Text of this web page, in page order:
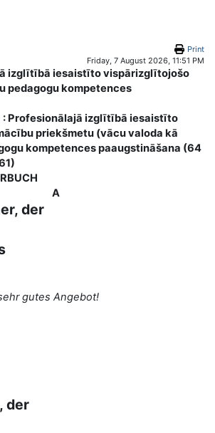
Print
Friday, 7 August 2026, 11:51 PM
izglītībā iesaistīto vispārizglītojošo
pedagogu kompetences
: Profesionālajā izglītībā iesaistīto
priekšmetu (vācu valoda kā
kompetences paaugstināšana (64
A
der
gutes Angebot!
der